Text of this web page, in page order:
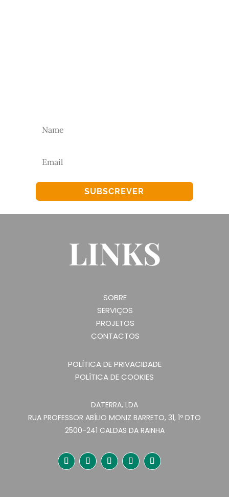
SUBSCREVER
LINKS
SOBRE
SERVIÇOS
PROJETOS
CONTACTOS
POLÍTICA DE PRIVACIDADE
POLÍTICA DE COOKIES
DATERRA, LDA
RUA PROFESSOR ABÍLIO MONIZ BARRETO, 31, 1º DTO
2500-241 CALDAS DA RAINHA